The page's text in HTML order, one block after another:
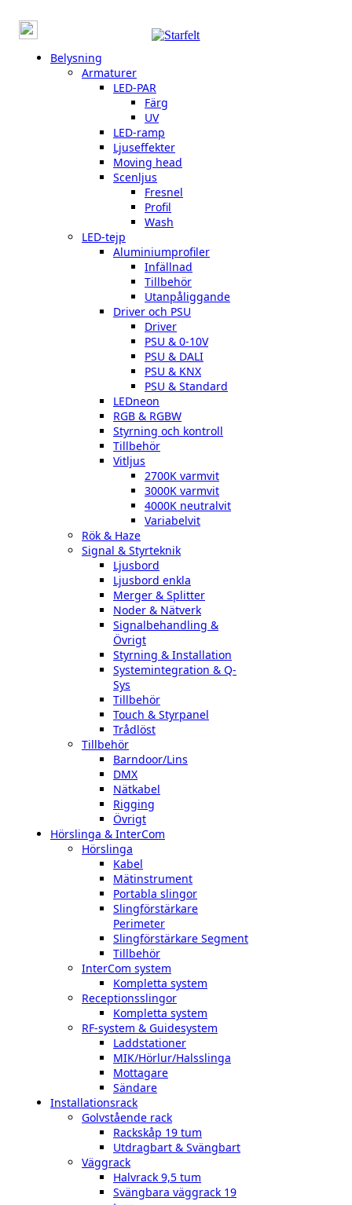
Belysning
Armaturer
LED-PAR
Färg
UV
LED-ramp
Ljuseffekter
Moving head
Scenljus
Fresnel
Profil
Wash
LED-tejp
Aluminiumprofiler
Infällnad
Tillbehör
Utanpåliggande
Driver och PSU
Driver
PSU & 0-10V
PSU & DALI
PSU & KNX
PSU & Standard
LEDneon
RGB & RGBW
Styrning och kontroll
Tillbehör
Vitljus
2700K varmvit
3000K varmvit
4000K neutralvit
Variabelvit
Rök & Haze
Signal & Styrteknik
Ljusbord
Ljusbord enkla
Merger & Splitter
Noder & Nätverk
Signalbehandling &
Övrigt
Styrning & Installation
Systemintegration & Q-
Sys
Tillbehör
Touch & Styrpanel
Trådlöst
Tillbehör
Barndoor/Lins
DMX
Nätkabel
Rigging
Övrigt
Hörslinga & InterCom
Hörslinga
Kabel
Mätinstrument
Portabla slingor
Slingförstärkare
Perimeter
Slingförstärkare Segment
Tillbehör
InterCom system
Kompletta system
Receptionsslingor
Kompletta system
RF-system & Guidesystem
Laddstationer
MIK/Hörlur/Halsslinga
Mottagare
Sändare
Installationsrack
Golvstående rack
Rackskåp 19 tum
Utdragbart & Svängbart
Väggrack
Halvrack 9,5 tum
Svängbara väggrack 19